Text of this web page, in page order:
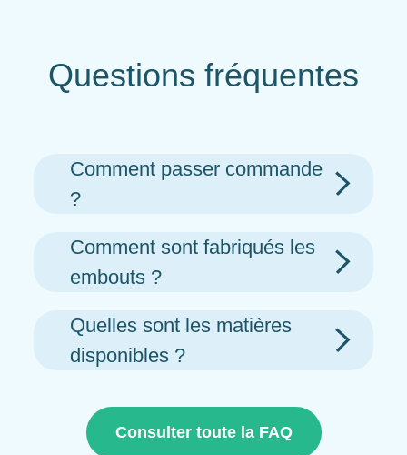
Questions fréquentes
Comment passer commande
?
Comment sont fabriqués les
embouts ?
Quelles sont les matières
disponibles ?
Consulter toute la FAQ